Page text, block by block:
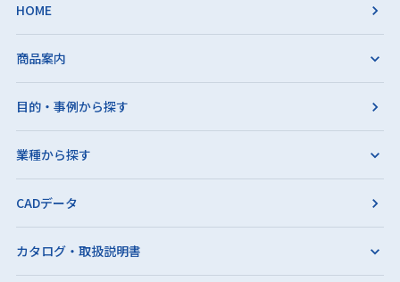
HOME
商品案内
目的・事例から探す
業種から探す
CADデータ
カタログ・取扱説明書